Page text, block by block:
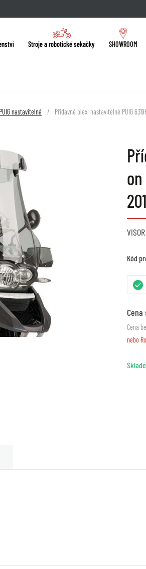
Stroje a robotické sekačky SHOWROOM
nastavitelná Přídavné plexi nastavitelné PUIG
on
Kód
Cena
Cena
nebo